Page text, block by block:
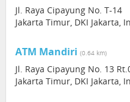
Jl. Raya Cipayung No. T-14
Jakarta Timur, DKI Jakarta,
ATM Mandiri (0.64 km)
Jl. Raya Cipayung No. 13
Jakarta Timur, DKI Jakarta,